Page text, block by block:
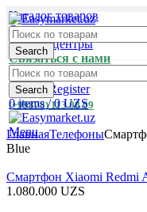
Каталог товаров
Оплата и доставка
Сервис-центры
Связаться с нами
(+99878) 113 08 09
Search
Login / Register
0items/ 0UZS
Menu
Search
ГлавнаяТелефоны
Blue
Смартфон Xiaomi Redmi
1.080.000 UZS